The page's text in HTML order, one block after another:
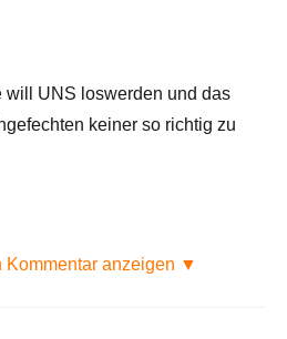
will UNS loswerden und das
keiner so richtig zu
Kommentar anzeigen ▼